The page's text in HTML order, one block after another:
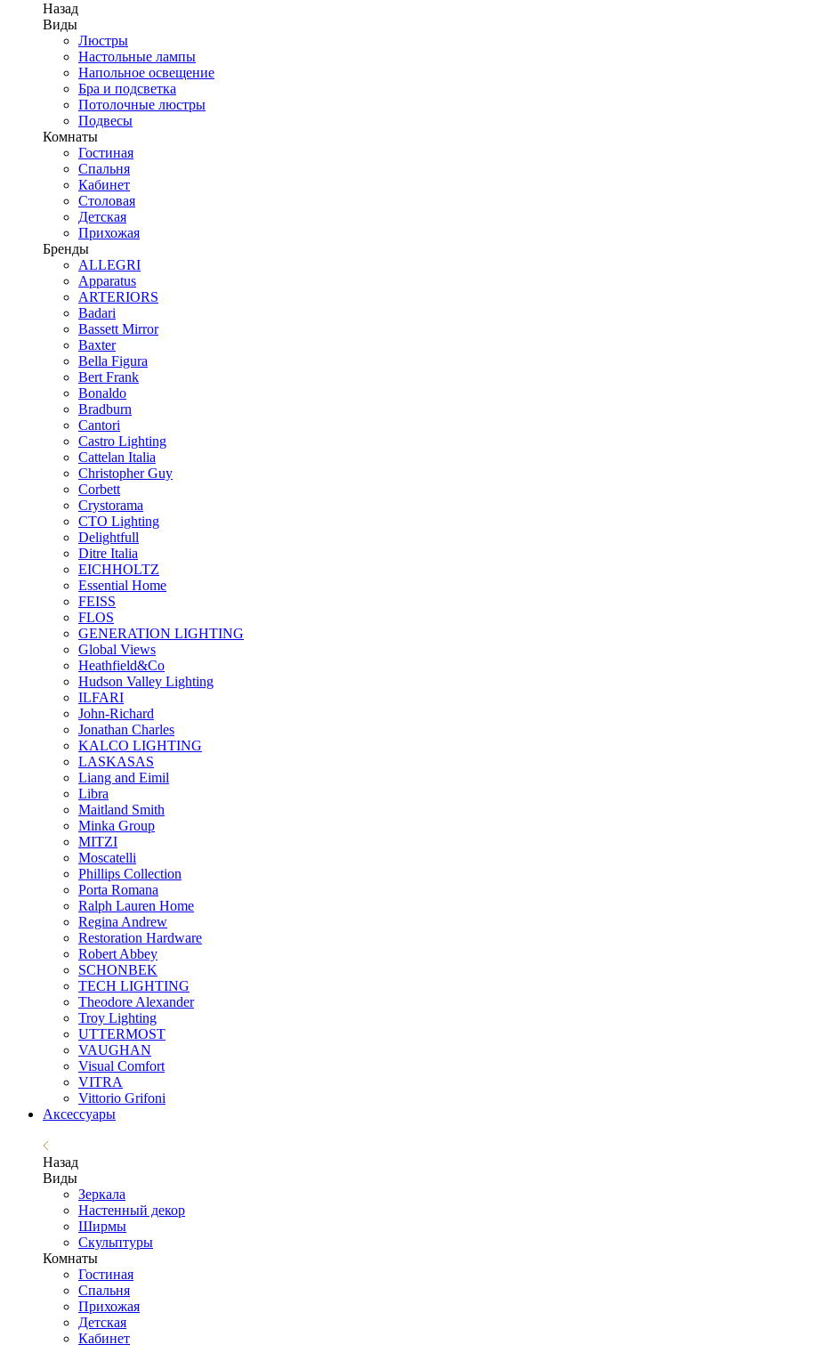
Назад
Виды
Люстры
Настольные лампы
Напольное освещение
Бра и подсветка
Потолочные люстры
Подвесы
Комнаты
Гостиная
Спальня
Кабинет
Столовая
Детская
Прихожая
Бренды
ALLEGRI
Apparatus
ARTERIORS
Badari
Bassett Mirror
Baxter
Bella Figura
Bert Frank
Bonaldo
Bradburn
Cantori
Castro Lighting
Cattelan Italia
Christopher Guy
Corbett
Crystorama
CTO Lighting
Delightfull
Ditre Italia
EICHHOLTZ
Essential Home
FEISS
FLOS
GENERATION LIGHTING
Global Views
Heathfield&Co
Hudson Valley Lighting
ILFARI
John-Richard
Jonathan Charles
KALCO LIGHTING
LASKASAS
Liang and Eimil
Libra
Maitland Smith
Minka Group
MITZI
Moscatelli
Phillips Collection
Porta Romana
Ralph Lauren Home
Regina Andrew
Restoration Hardware
Robert Abbey
SCHONBEK
TECH LIGHTING
Theodore Alexander
Troy Lighting
UTTERMOST
VAUGHAN
Visual Comfort
VITRA
Vittorio Grifoni
Аксессуары
Назад
Виды
Зеркала
Настенный декор
Ширмы
Скульптуры
Комнаты
Гостиная
Спальня
Прихожая
Детская
Кабинет